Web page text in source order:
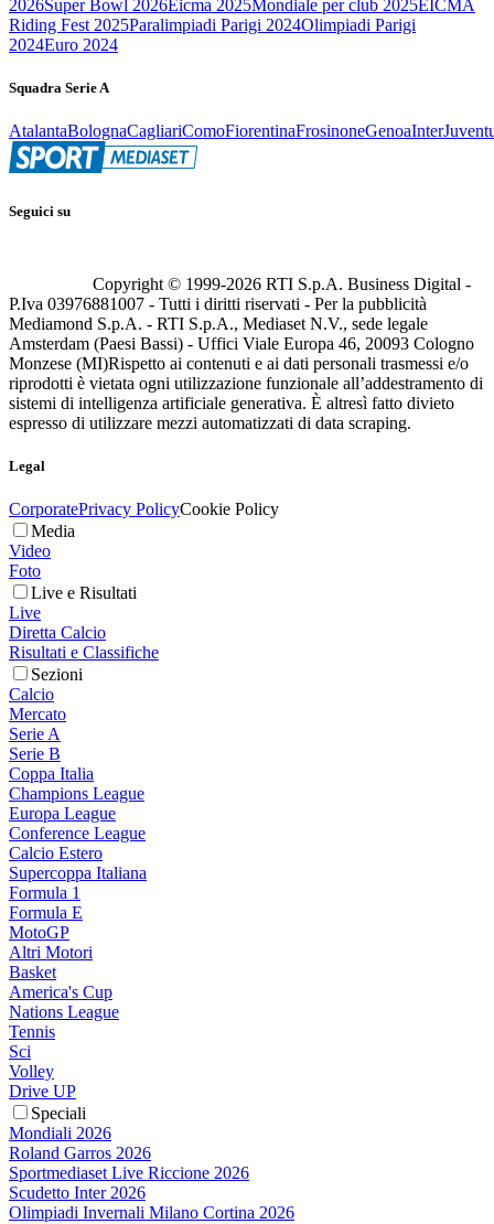
2026Super Bowl 2026Eicma 2025Mondiale per club 2025EICMA
Riding Fest 2025Paralimpiadi Parigi 2024Olimpiadi Parigi
2024Euro 2024
Squadra Serie A
AtalantaBolognaCagliariComoFiorentinaFrosinoneGenoaInter
Seguici su
Copyright © 1999-2026 RTI S.p.A. Business Digital -
P.Iva 03976881007 - Tutti i diritti riservati - Per la pubblicità
Mediamond S.p.A. - RTI S.p.A., Mediaset N.V., sede legale
Amsterdam (Paesi Bassi) - Uffici Viale Europa 46, 20093 Cologno
Monzese (MI)Rispetto ai contenuti e ai dati personali trasmessi e/o
riprodotti è vietata ogni utilizzazione funzionale all’addestramento di
sistemi di intelligenza artificiale generativa. È altresì fatto divieto
espresso di utilizzare mezzi automatizzati di data scraping.
Legal
CorporatePrivacy PolicyCookie Policy
Media
Video
Foto
Live e Risultati
Live
Diretta Calcio
Risultati e Classifiche
Sezioni
Calcio
Mercato
Serie A
Serie B
Coppa Italia
Champions League
Europa League
Conference League
Calcio Estero
Supercoppa Italiana
Formula 1
Formula E
MotoGP
Altri Motori
Basket
America's Cup
Nations League
Tennis
Sci
Volley
Drive UP
Speciali
Mondiali 2026
Roland Garros 2026
Sportmediaset Live Riccione 2026
Scudetto Inter 2026
Olimpiadi Invernali Milano Cortina 2026